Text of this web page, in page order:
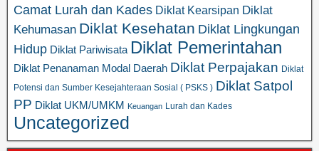
Camat Lurah dan Kades Diklat Kearsipan Diklat
Kehumasan Diklat Kesehatan Diklat Lingkungan
Hidup Diklat Pariwisata Diklat Pemerintahan
Diklat Penanaman Modal Daerah Diklat Perpajakan Diklat
Potensi dan Sumber Kesejahteraan Sosial ( PSKS ) Diklat Satpol
PP Diklat UKM/UMKM Keuangan Lurah dan Kades
Uncategorized